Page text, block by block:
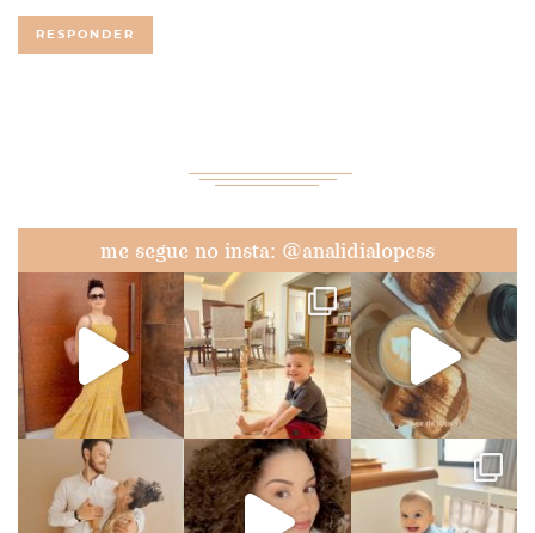
RESPONDER
me segue no insta: @analidialopess